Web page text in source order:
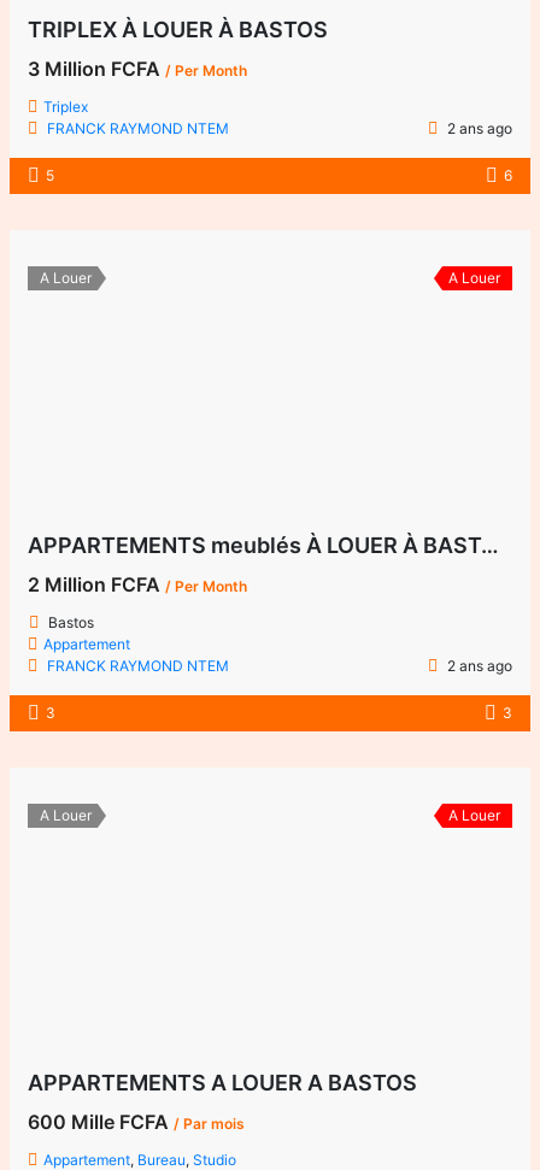
TRIPLEX À LOUER À BASTOS
3 Million FCFA/ Per Month
Triplex
FRANCK RAYMOND NTEM
2 ans ago
5 6
A Louer A Louer
APPARTEMENTS meublés À LOUER À BASTOS
2 Million FCFA/ Per Month
Bastos
Appartement
FRANCK RAYMOND NTEM
2 ans ago
3 3
A Louer A Louer
APPARTEMENTS A LOUER A BASTOS
600 Mille FCFA / Par mois
Appartement, Bureau,Studio